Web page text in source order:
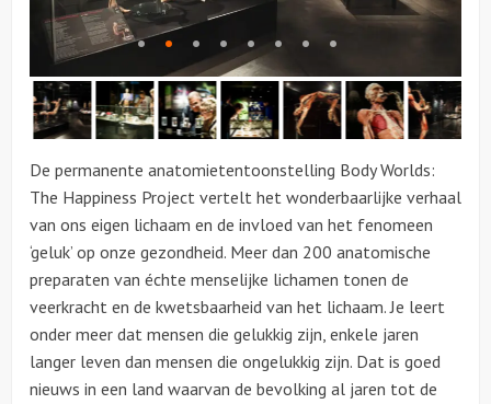
Over ons
De permanente anatomietentoonstelling Body Worlds:
The Happiness Project vertelt het wonderbaarlijke verhaal
van ons eigen lichaam en de invloed van het fenomeen
‘geluk’ op onze gezondheid. Meer dan 200 anatomische
preparaten van échte menselijke lichamen tonen de
veerkracht en de kwetsbaarheid van het lichaam. Je leert
onder meer dat mensen die gelukkig zijn, enkele jaren
langer leven dan mensen die ongelukkig zijn. Dat is goed
nieuws in een land waarvan de bevolking al jaren tot de